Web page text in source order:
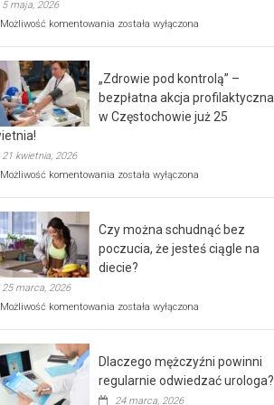
5 maja, 2026
Możliwość komentowania Rusza
rehabilitacji
dla
seniorów!
została wyłączona
„Zdrowie pod kontrolą” –
bezpłatna akcja profilaktyczna
w Częstochowie już 25
21 kwietnia, 2026
Możliwość komentowania „Zdrowie
bezpłatna
akcja
profilaktyczna
w
już
kwietnia!
została wyłączona
Czy można schudnąć bez
poczucia, że jesteś ciągle na
diecie?
25 marca, 2026
Możliwość komentowania Czy
poczucia,
że
została wyłączona
Dlaczego mężczyźni powinni
regularnie odwiedzać urologa?
24 marca, 2026